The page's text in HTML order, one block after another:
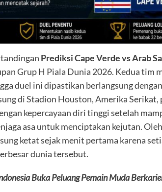
Prediksi Cape Verde vs Arab
Grup H Piala Dunia 2026. Kedua tim
duel ini dipastikan berlangsung
di Stadion Houston, Amerika Serikat,
kepercayaan diri tinggi setelah
asa untuk menciptakan kejutan.
ketat sejak menit pertama karena
dunia tersebut.
Buka Peluang Pemain Muda